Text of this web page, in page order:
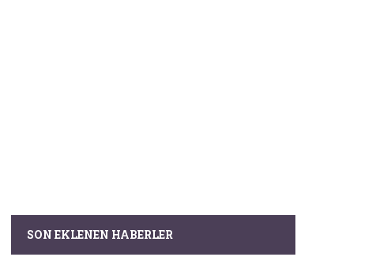
SON EKLENEN HABERLER